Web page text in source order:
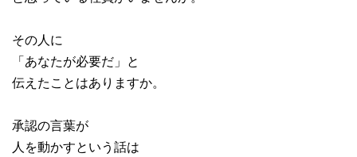
その人に
「あなたが必要だ」と
伝えたことはありますか。
承認の言葉が
人を動かすという話は